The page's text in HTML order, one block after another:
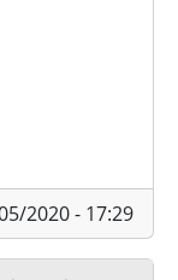
2020 - 17:29